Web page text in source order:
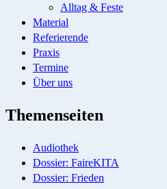
Alltag & Feste
Material
Referierende
Praxis
Termine
Über uns
Themenseiten
Audiothek
Dossier: FaireKITA
Dossier: Frieden